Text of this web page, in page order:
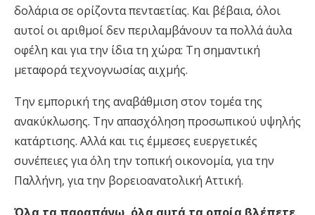
δολάρια σε ορίζοντα πενταετίας. Και βέβαια, όλοι
αυτοί οι αριθμοί δεν περιλαμβάνουν τα πολλά άυλα
οφέλη και για την ίδια τη χώρα: Τη σημαντική
μεταφορά τεχνογνωσίας αιχμής.
Την εμπορική της αναβάθμιση στον τομέα της
ανακύκλωσης. Την απασχόληση προσωπικού υψηλής
κατάρτισης. Αλλά και τις έμμεσες ευεργετικές
συνέπειες για όλη την τοπική οικονομία, για την
Παλλήνη, για την βορειοανατολική Αττική.